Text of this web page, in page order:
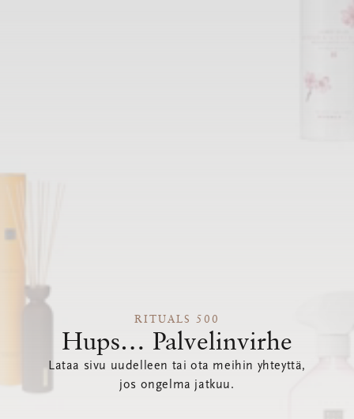
RITUALS 500
Hups… Palvelinvirhe
Lataa sivu uudelleen tai ota meihin yhteyttä,
jos ongelma jatkuu.